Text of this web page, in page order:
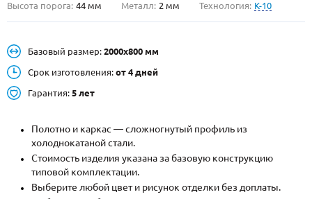
КОНТАКТЫ
Металлические двери от производителя с доставкой и установкой в
НАЙТИ:
ПН-СБ - с 9:00 до 21:00, ВС - до 19:00
+7 (495) 411-44-41
Высота порога: 44 мм Металл: 2 мм Технология: K-10
Базовый размер: 2000х800 мм
Срок изготовления: от 4 дней
Гарантия: 5 лет
Полотно и каркас — сложногнутый профиль из
холоднокатаной стали.
Стоимость изделия указана за базовую конструкцию
типовой комплектации.
Выберите любой цвет и рисунок отделки без доплаты.